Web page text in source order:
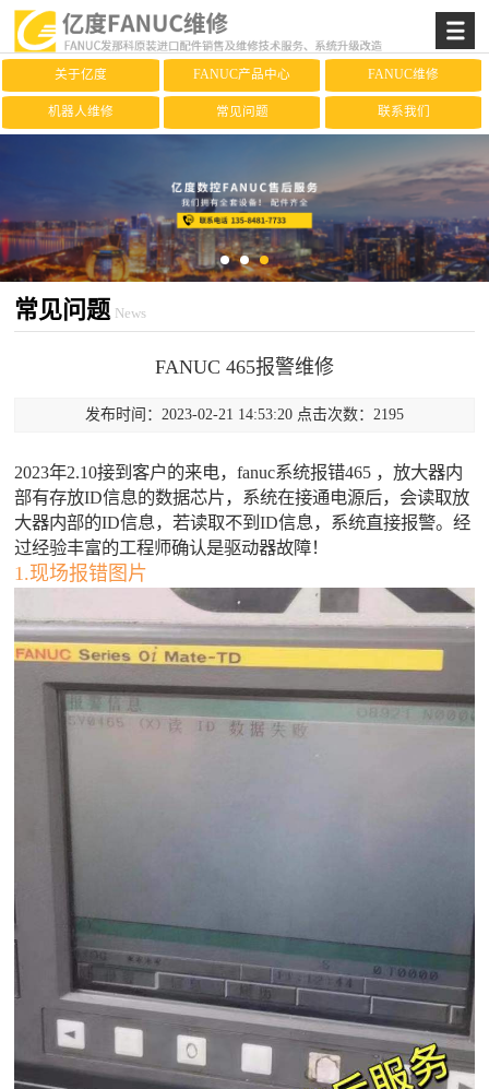
关于亿度 FANUC产品中心 FANUC维修
机器人维修 常见问题 联系我们
常见问题 News
FANUC 465报警维修
发布时间：2023-02-21 14:53:20 点击次数：2195
2023年2.10接到客户的来电，fanuc系统报错465 ，放大器内
部有存放ID信息的数据芯片，系统在接通电源后，会读取放
大器内部的ID信息，若读取不到ID信息，系统直接报警。经
过经验丰富的工程师确认是驱动器故障！
1.现场报错图片